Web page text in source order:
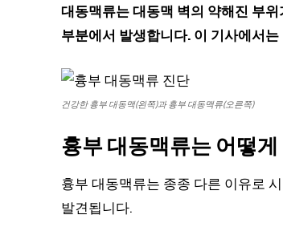
대동맥류는 대동맥 벽의 약해진 부
부분에서 발생합니다. 이 기사에서
건강한 흉부 대동맥(왼쪽)과 흉부 대동맥류(오른쪽)
흉부 대동맥류는 어떻
흉부 대동맥류는 종종 다른 이유로
발견됩니다.